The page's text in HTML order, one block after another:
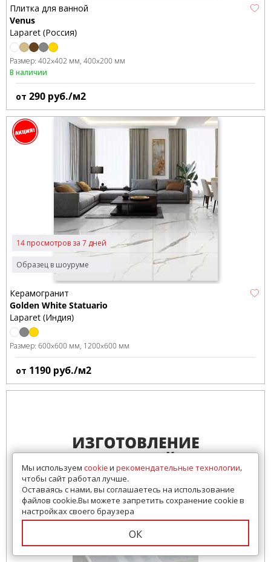
Плитка для ванной
Venus
Laparet (Россия)
Размер: 402x402 мм 400x200 мм
В наличии
от 290 руб./м2
Образец в шоуруме
14 просмотров за 7 дней
Керамогранит
Golden White Statuario
Laparet (Индия)
Размер: 600x600 мм 1200x600 мм
от 1190 руб./м2
Мы используем cookieи рекомендательные технологии,
чтобы сайт работал лучше.
Оставаясь с нами, вы соглашаетесь на использование
файлов cookie.Вы можете запретить сохранение cookie в
настройках своего браузера
ОК